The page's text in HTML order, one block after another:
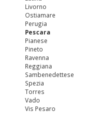
Livorno
Ostiamare
Perugia
Pescara
Pianese
Pineto
Ravenna
Reggiana
Sambenedettese
Spezia
Torres
Vado
Vis Pesaro